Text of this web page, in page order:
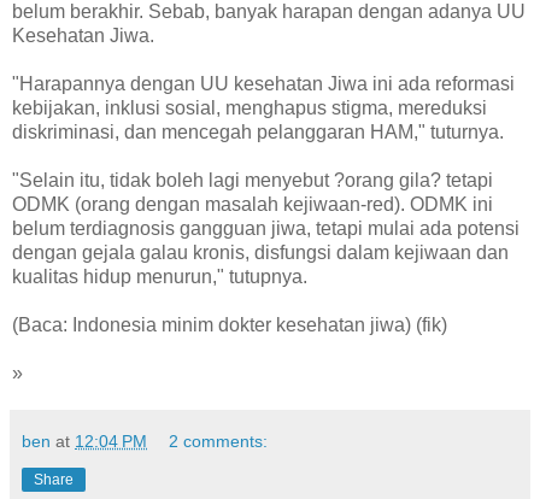
belum berakhir. Sebab, banyak harapan dengan adanya UU
Kesehatan Jiwa.
"Harapannya dengan UU kesehatan Jiwa ini ada reformasi
kebijakan, inklusi sosial, menghapus stigma, mereduksi
diskriminasi, dan mencegah pelanggaran HAM," tuturnya.
"Selain itu, tidak boleh lagi menyebut ?orang gila? tetapi
ODMK (orang dengan masalah kejiwaan-red). ODMK ini
belum terdiagnosis gangguan jiwa, tetapi mulai ada potensi
dengan gejala galau kronis, disfungsi dalam kejiwaan dan
kualitas hidup menurun," tutupnya.
(Baca: Indonesia minim dokter kesehatan jiwa) (fik)
»
ben at 12:04 PM 2 comments:
Share